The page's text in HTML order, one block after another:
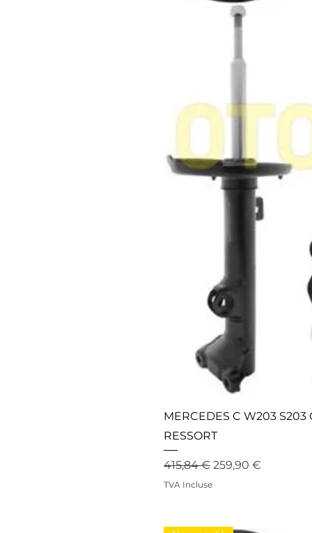
MERCEDES C W203 S203
RESSORT
Prix original
415,84 € Prix
259,90 €
TVA Incluse